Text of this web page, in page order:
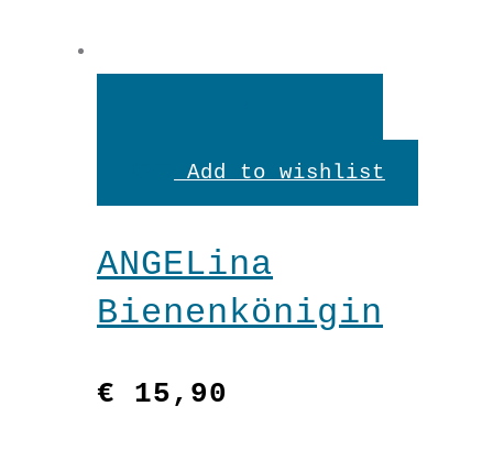
den
Add to wishlist
ANGELina
Bienenkönigin
€ 15,90